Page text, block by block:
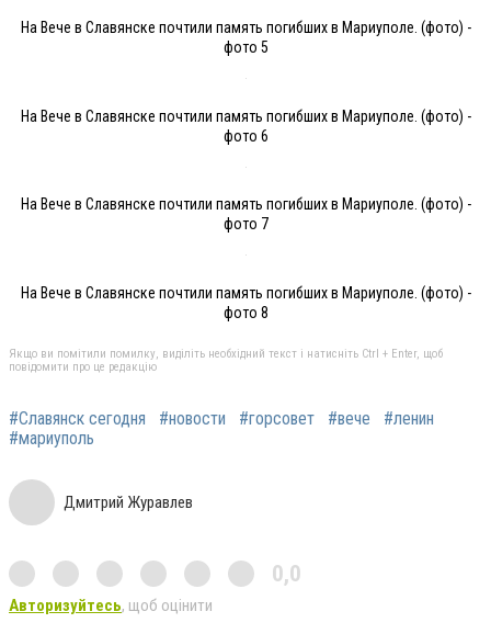
На Вече в Славянске почтили память погибших в Мариуполе. (фото) -
фото 5
На Вече в Славянске почтили память погибших в Мариуполе. (фото) -
фото 6
На Вече в Славянске почтили память погибших в Мариуполе. (фото) -
фото 7
На Вече в Славянске почтили память погибших в Мариуполе. (фото) -
фото 8
Якщо ви помітили помилку, виділіть необхідний текст і натисніть Ctrl + Enter, щоб
повідомити про це редакцію
#Славянск сегодня #новости #горсовет #вече
#ленин
#мариуполь
Дмитрий Журавлев
0,0
Авторизуйтесь, щоб оцінити